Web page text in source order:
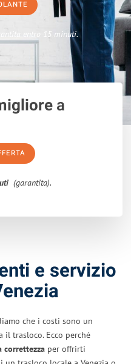
entro 15 minuti.
a
(garantita).
e servizio
che i costi sono un
trasloco. Ecco perché
correttezza per offrirti